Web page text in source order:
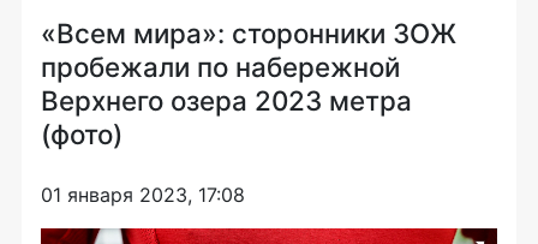
«Всем мира»: сторонники ЗОЖ
пробежали по набережной
Верхнего озера 2023 метра
(фото)
01 января 2023, 17:08